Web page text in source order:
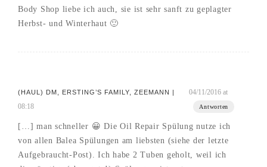
Body Shop liebe ich auch, sie ist sehr sanft zu geplagter
Herbst- und Winterhaut 🙂
(HAUL) DM, ERSTING’S FAMILY, ZEEMANN |
04/11/2016 at
08:18
Antworten
[…] man schneller 😀 Die Oil Repair Spülung nutze ich
von allen Balea Spülungen am liebsten (siehe der letzte
Aufgebraucht-Post). Ich habe 2 Tuben geholt, weil ich